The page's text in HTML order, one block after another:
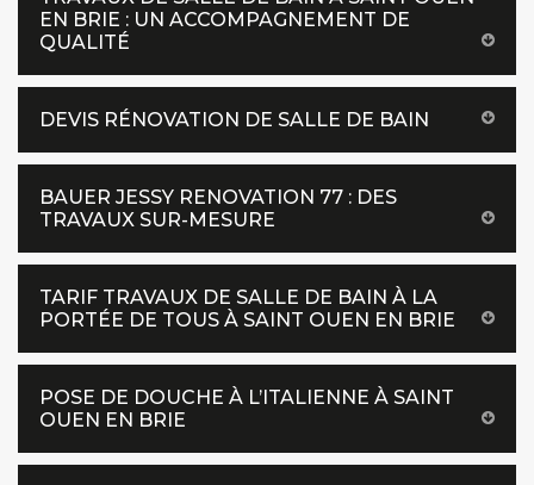
EN BRIE : UN ACCOMPAGNEMENT DE
QUALITÉ
DEVIS RÉNOVATION DE SALLE DE BAIN
BAUER JESSY RENOVATION 77 : DES
TRAVAUX SUR-MESURE
TARIF TRAVAUX DE SALLE DE BAIN À LA
PORTÉE DE TOUS À SAINT OUEN EN BRIE
POSE DE DOUCHE À L’ITALIENNE À SAINT
OUEN EN BRIE